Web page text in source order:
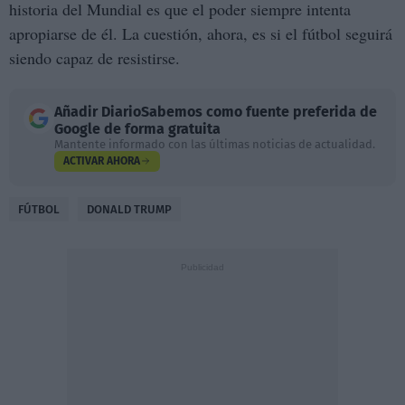
historia del Mundial es que el poder siempre intenta
apropiarse de él. La cuestión, ahora, es si el fútbol seguirá
siendo capaz de resistirse.
Añadir DiarioSabemos como fuente preferida de
Google de forma gratuita
Mantente informado con las últimas noticias de actualidad.
ACTIVAR AHORA
FÚTBOL DONALD TRUMP